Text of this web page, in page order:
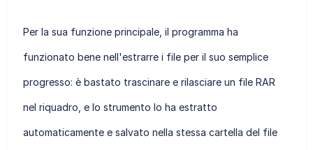
Per la sua funzione principale, il programma ha
funzionato bene nell'estrarre i file per il suo semplice
progresso: è bastato trascinare e rilasciare un file RAR
nel riquadro, e lo strumento lo ha estratto
automaticamente e salvato nella stessa cartella del file